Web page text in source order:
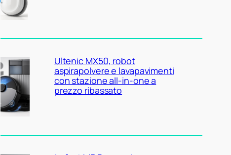
Ultenic MX50, robot
aspirapolvere e lavapavimenti
con stazione all-in-one a
prezzo ribassato